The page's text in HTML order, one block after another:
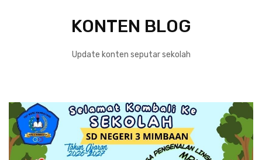
KONTEN BLOG
Update konten seputar sekolah